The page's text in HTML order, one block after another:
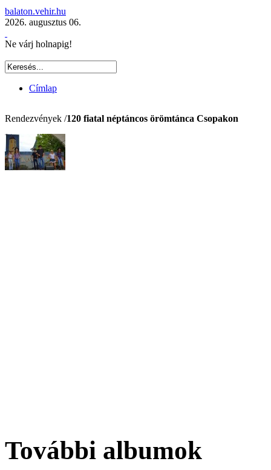
balaton.vehir.hu
2026. augusztus 06.
Ne várj holnapig!
Címlap
Rendezvények /120 fiatal néptáncos örömtánca Csopakon